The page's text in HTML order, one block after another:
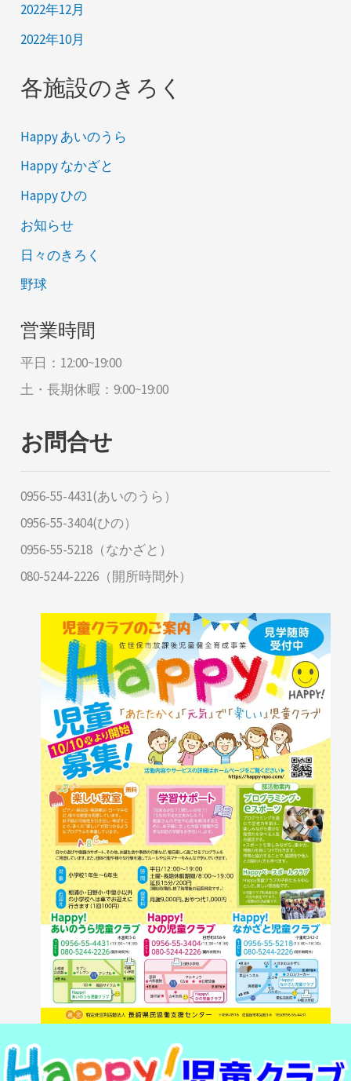
2022年12月
2022年10月
各施設のきろく
Happy あいのうら
Happy なかざと
Happy ひの
お知らせ
日々のきろく
野球
営業時間
平日：12:00~19:00
土・長期休暇：9:00~19:00
お問合せ
0956-55-4431(あいのうら）
0956-55-3404(ひの）
0956-55-5218（なかざと）
080-5244-2226（開所時間外）